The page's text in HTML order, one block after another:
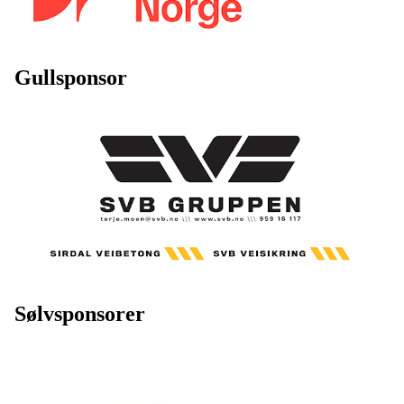
Gullsponsor
Sølvsponsorer